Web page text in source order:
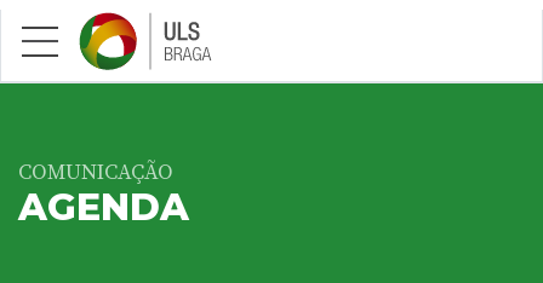
Saltar para conteúdo principal
COMUNICAÇÃO
AGENDA